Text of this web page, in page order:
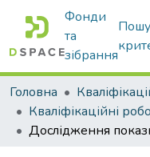
Фонди
та
зібрання
Головна